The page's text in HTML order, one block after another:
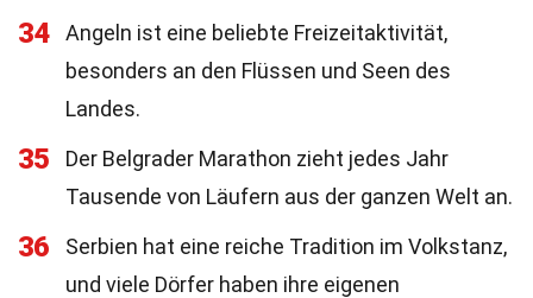
34
Angeln ist eine beliebte Freizeitaktivität,
besonders an den Flüssen und Seen des
Landes.
35
Der Belgrader Marathon zieht jedes Jahr
Tausende von Läufern aus der ganzen Welt an.
36
Serbien hat eine reiche Tradition im Volkstanz,
und viele Dörfer haben ihre eigenen